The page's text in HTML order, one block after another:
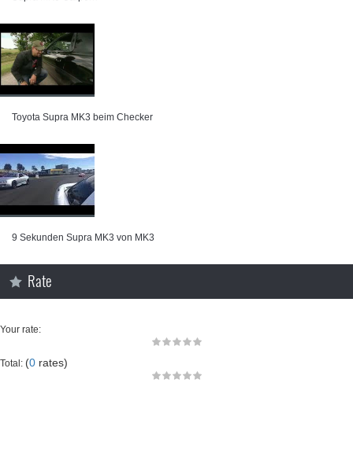
Toyota Supra MK3 beim Checker
9 Sekunden Supra MK3 von MK3
Rate
Your rate:
Total: (0 rates)